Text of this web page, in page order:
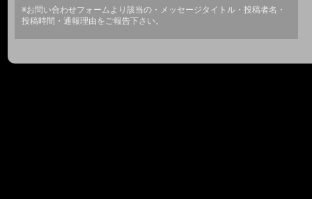
※お問い合わせフォームより該当の・メッセージタイトル・投稿者名・
投稿時間・通報理由をご報告下さい。